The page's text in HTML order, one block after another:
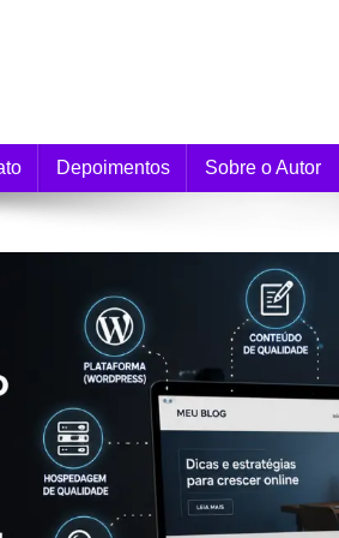
Depoimentos Sobre o Autor